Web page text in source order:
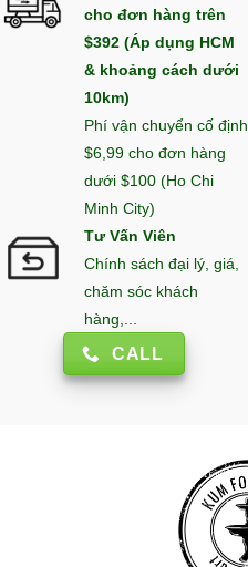
cho đơn hàng trên
$392 (Áp dụng HCM
& khoảng cách dưới
10km)
Phí vận chuyển cố định
$6,99 cho đơn hàng
dưới $100 (Ho Chi
Minh City)
Tư Vấn Viên
Chính sách đại lý, giá,
chăm sóc khách
hàng,...
CALL